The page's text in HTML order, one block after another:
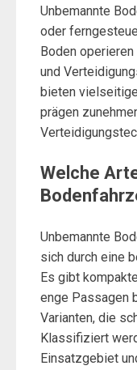
Unbemannte
oder
Boden
und
bieten
prägen
Welche
Unbemannte
sich durch eine
Es gibt
enge Passagen
Varianten, die
Klassifiziert
Einsatzgebiet